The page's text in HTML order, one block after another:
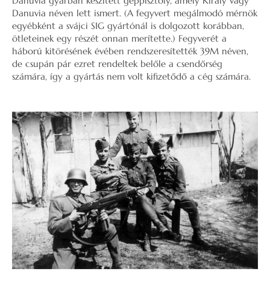
Danuvia néven lett ismert. (A fegyvert megálmodó mérnök
egyébként a svájci SIG gyártónál is dolgozott korábban,
ötleteinek egy részét onnan merítette.) Fegyverét a
háború kitörésének évében rendszeresítették 39M néven,
de csupán pár ezret rendeltek belőle a csendőrség
számára, így a gyártás nem volt kifizetődő a cég számára.